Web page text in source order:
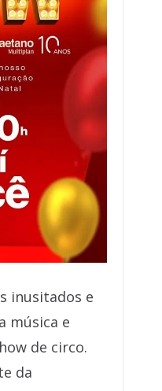
inusitados e
música e
de circo.
da